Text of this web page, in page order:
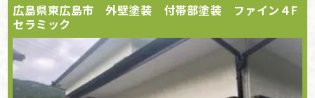
広島県東広島市 外壁塗装 付帯部塗装 ファイン４F
セラミック